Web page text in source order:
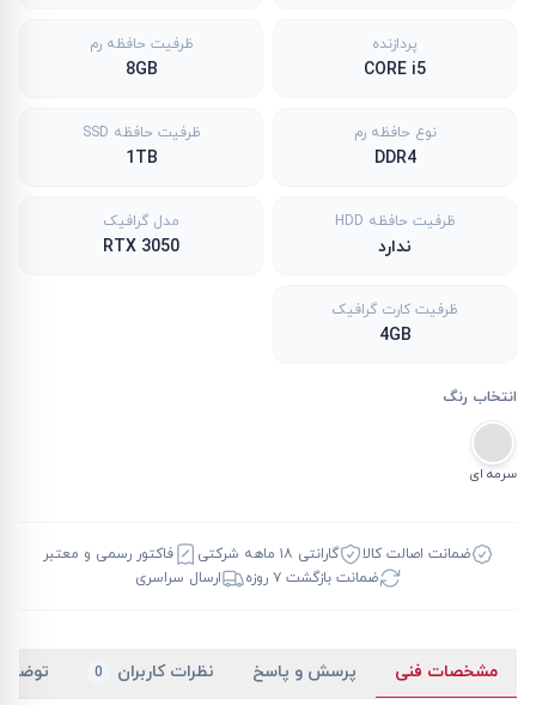
پردازنده
CORE i5
ظرفیت حافظه رم
8GB
نوع حافظه رم
DDR4
ظرفیت حافظه SSD
1TB
ظرفیت حافظه HDD
ندارد
مدل گرافیک
RTX 3050
ظرفیت کارت گرافیک
4GB
انتخاب رنگ
سرمه ای
ضمانت اصالت کالا گارانتی ۱۸ ماهه شرکتی
فاکتور رسمی و معتبر
ضمانت بازگشت ۷ روزه
ارسال سراسری
مشخصات فنی پرسش و پاسخ نظرات کاربران 0